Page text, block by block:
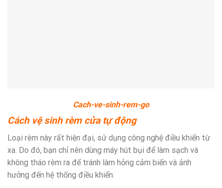
Cach-ve-sinh-rem-go
Cách vệ sinh rèm cửa tự động
Loại rèm này rất hiện đại, sử dụng công nghệ điều khiển từ
xa. Do đó, bạn chỉ nên dùng máy hút bụi để làm sạch và
không tháo rèm ra để tránh làm hỏng cảm biến và ảnh
hưởng đến hệ thống điều khiển.